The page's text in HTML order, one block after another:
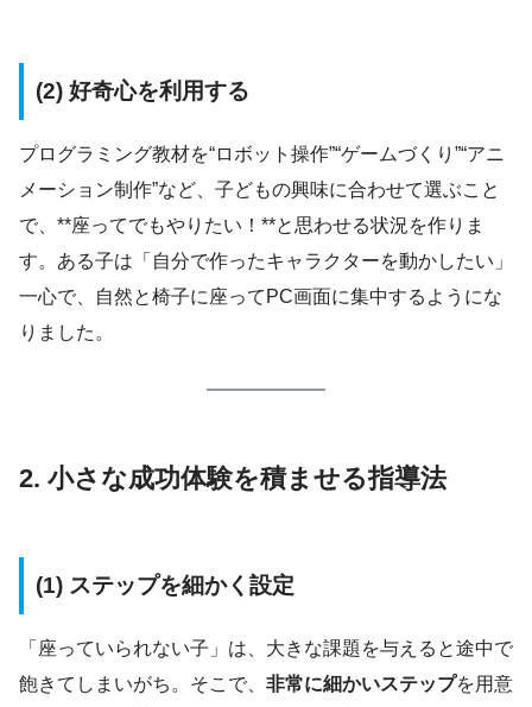
(2) 好奇心を利用する
プログラミング教材を“ロボット操作”“ゲームづくり”“アニ
メーション制作”など、子どもの興味に合わせて選ぶこと
で、**座ってでもやりたい！**と思わせる状況を作りま
す。ある子は「自分で作ったキャラクターを動かしたい」
一心で、自然と椅子に座ってPC画面に集中するようにな
りました。
2. 小さな成功体験を積ませる指導法
(1) ステップを細かく設定
「座っていられない子」は、大きな課題を与えると途中で
飽きてしまいがち。そこで、 非常に細かいステップを用意